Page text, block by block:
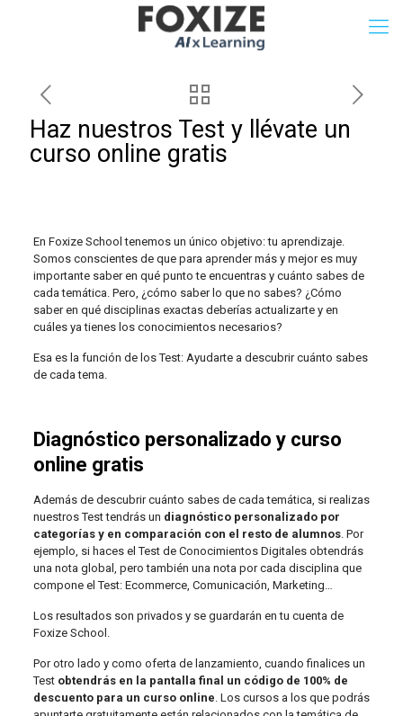
Haz nuestros Test y llévate un
curso online gratis
En Foxize School tenemos un único objetivo: tu aprendizaje.
Somos conscientes de que para aprender más y mejor es muy
importante saber en qué punto te encuentras y cuánto sabes de
cada temática. Pero, ¿cómo saber lo que no sabes? ¿Cómo
saber en qué disciplinas exactas deberías actualizarte y en
cuáles ya tienes los conocimientos necesarios?
Esa es la función de los Test: Ayudarte a descubrir cuánto sabes
de cada tema.
Diagnóstico personalizado y curso
online gratis
Además de descubrir cuánto sabes de cada temática, si realizas
nuestros Test tendrás un diagnóstico personalizado por
categorías y en comparación con el resto de alumnos. Por
ejemplo, si haces el Test de Conocimientos Digitales obtendrás
una nota global, pero también una nota por cada disciplina que
compone el Test: Ecommerce, Comunicación, Marketing…
Los resultados son privados y se guardarán en tu cuenta de
Foxize School.
Por otro lado y como oferta de lanzamiento, cuando finalices un
Test obtendrás en la pantalla final un código de 100% de
descuento para un curso online. Los cursos a los que podrás